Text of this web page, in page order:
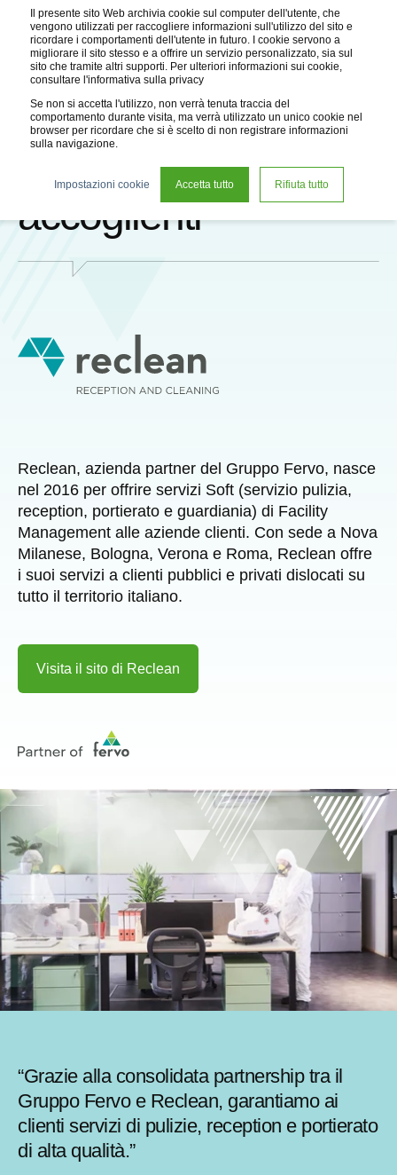
Il presente sito Web archivia cookie sul computer dell'utente, che
vengono utilizzati per raccogliere informazioni sull'utilizzo del sito e
ricordare i comportamenti dell'utente in futuro. I cookie servono a
migliorare il sito stesso e a offrire un servizio personalizzato, sia sul
sito che tramite altri supporti. Per ulteriori informazioni sui cookie,
consultare l'informativa sulla privacy
Se non si accetta l'utilizzo, non verrà tenuta traccia del
comportamento durante visita, ma verrà utilizzato un unico cookie nel
browser per ricordare che si è scelto di non registrare informazioni
sulla navigazione.
Impostazioni cookie Accetta tutto Rifiuta tutto
Ambienti sani, sorrisi
accoglienti
Reclean, azienda partner del Gruppo Fervo, nasce
nel 2016 per offrire servizi Soft (servizio pulizia,
reception, portierato e guardiania) di Facility
Management alle aziende clienti. Con sede a Nova
Milanese, Bologna, Verona e Roma, Reclean offre
i suoi servizi a clienti pubblici e privati dislocati su
tutto il territorio italiano.
Visita il sito di Reclean
“Grazie alla consolidata partnership tra il
Gruppo Fervo e Reclean, garantiamo ai
clienti servizi di pulizie, reception e portierato
di alta qualità.”